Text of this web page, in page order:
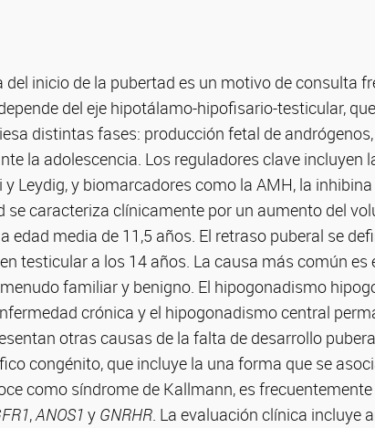
inicio de la pubertad es un motivo de consulta
del eje hipotálamo-hipofisario-testicular,
distintas fases: producción fetal de
la adolescencia. Los reguladores clave incluyen
Leydig, y biomarcadores como la AMH, la
se caracteriza clínicamente por un aumento del
edad media de 11,5 años. El retraso puberal se
testicular a los 14 años. La causa más común es
familiar y benigno. El hipogonadismo
crónica y el hipogonadismo central
otras causas de la falta de desarrollo
congénito, que incluye la una forma que se
como síndrome de Kallmann, es
,ANOS1 y GNRHR. La evaluación clínica incluye